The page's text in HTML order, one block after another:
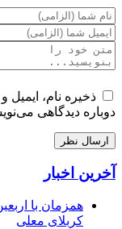
ذخیره نام،
دوباره دیدگاهی
آخرین اخبار
همزمان با
کربلای معلی